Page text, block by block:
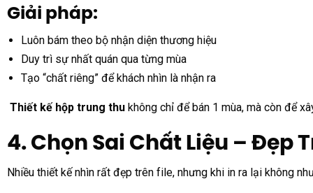
Giải pháp:
Luôn bám theo bộ nhận diện thương hiệu
Duy trì sự nhất quán qua từng mùa
Tạo “chất riêng” để khách nhìn là nhận ra
Thiết kế hộp trung thu không chỉ để bán 1 mùa, mà còn để
4. Chọn Sai Chất Liệu – Đẹp
Nhiều thiết kế nhìn rất đẹp trên file, nhưng khi in ra lại không